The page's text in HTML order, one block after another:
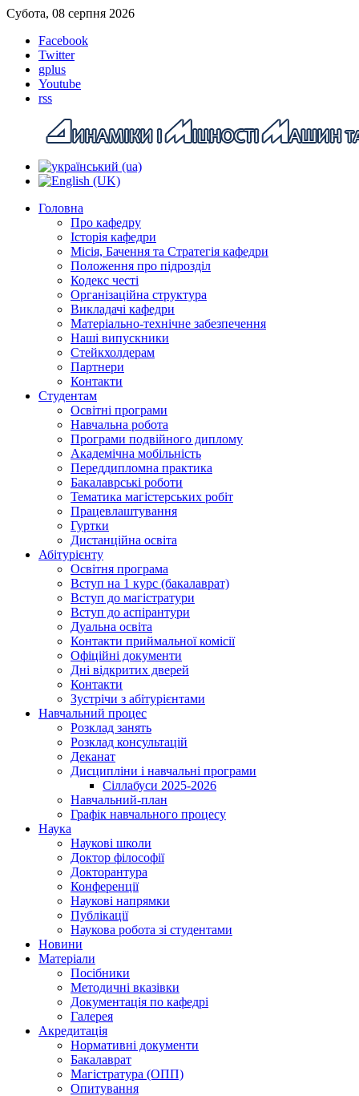
Субота, 08 серпня 2026
Facebook
Twitter
gplus
Youtube
rss
Головна
Про кафедру
Історія кафедри
Місія, Бачення та Стратегія кафедри
Положення про підрозділ
Кодекс честі
Організаційна структура
Викладачі кафедри
Матеріально-технічне забезпечення
Наші випускники
Стейкхолдерам
Партнери
Контакти
Студентам
Освітні програми
Навчальна робота
Програми подвійного диплому
Академічна мобільність
Переддипломна практика
Бакалаврські роботи
Тематика магістерських робіт
Працевлаштування
Гуртки
Дистанційна освіта
Абітурієнту
Освітня програма
Вступ на 1 курс (бакалаврат)
Вступ до магістратури
Вступ до аспірантури
Дуальна освіта
Контакти приймальної комісії
Офіційні документи
Дні відкритих дверей
Контакти
Зустрічи з абітурієнтами
Навчальний процес
Розклад занять
Розклад консультацій
Деканат
Дисципліни і навчальні програми
Сіллабуси 2025-2026
Навчальний-план
Графік навчального процесу
Наука
Наукові школи
Доктор філософії
Докторантура
Конференції
Наукові напрямки
Публікації
Наукова робота зі студентами
Новини
Матеріали
Посібники
Методичні вказівки
Документація по кафедрі
Галерея
Акредитація
Нормативні документи
Бакалаврат
Магістратура (ОПП)
Опитування